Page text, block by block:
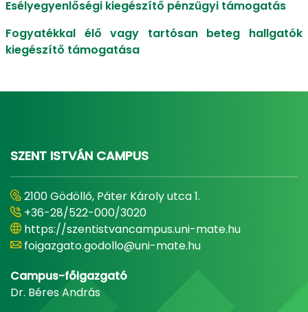
Esélyegyenlőségi kiegészítő pénzügyi támogatás
Fogyatékkal élő vagy tartósan beteg hallgatók
kiegészítő támogatása
SZENT ISTVÁN CAMPUS
2100 Gödöllő, Páter Károly utca 1.
+36-28/522-000/3020
https://szentistvancampus.uni-mate.hu
foigazgato.godollo@uni-mate.hu
Campus-főigazgató
Dr. Béres András